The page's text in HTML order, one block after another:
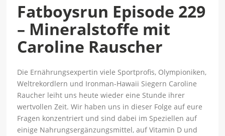
Fatboysrun Episode 229
– Mineralstoffe mit
Caroline Rauscher
Die Ernährungsexpertin viele Sportprofis, Olympioniken,
Weltrekordlern und Ironman-Hawaii Siegern Caroline
Raucher leiht uns heute wieder eine Stunde ihrer
wertvollen Zeit. Wir haben uns in dieser Folge auf eure
Fragen konzentriert und sind dabei im Speziellen auf
einige Nahrungsergänzungsmittel, auf Vitamin D und